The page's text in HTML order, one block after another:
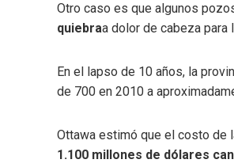
Otro caso es que algunos
quiebraa dolor de cabeza para
En el lapso de 10 años, la
de 700 en 2010 a
Ottawa estimó que el costo
1.100 millones de dólares